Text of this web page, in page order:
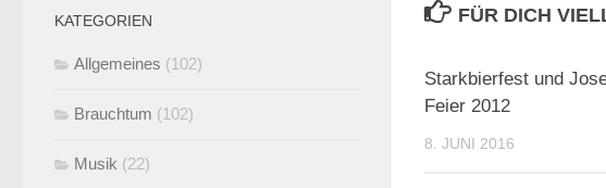
FÜR DICH
Starkbierfest und
Feier 2012
8. JUNI 2016
KATEGORIEN
Allgemeines (102)
Brauchtum (102)
Musik (22)